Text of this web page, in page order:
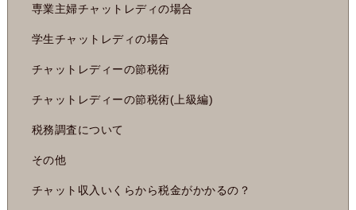
専業主婦チャットレディの場合
学生チャットレディの場合
チャットレディーの節税術
チャットレディーの節税術(上級編)
税務調査について
その他
チャット収入いくらから税金がかかるの？